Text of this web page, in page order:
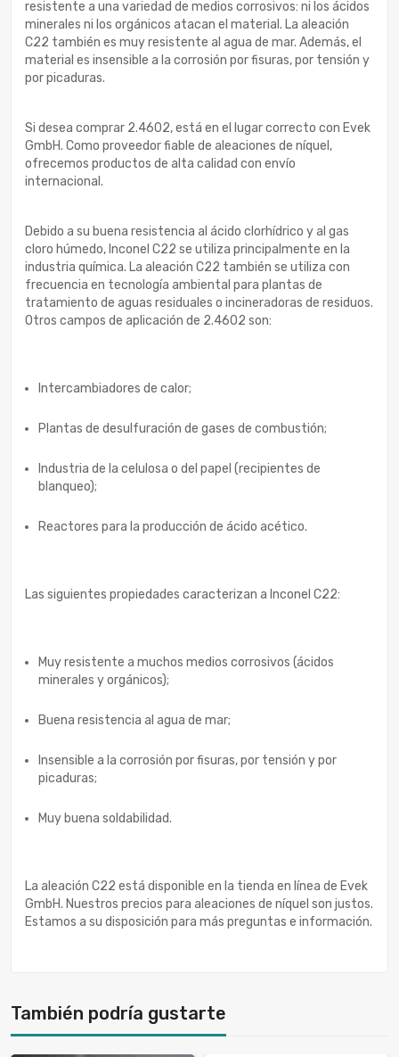
resistente a una variedad de medios corrosivos: ni los ácidos
minerales ni los orgánicos atacan el material. La aleación
C22 también es muy resistente al agua de mar. Además, el
material es insensible a la corrosión por fisuras, por tensión y
por picaduras.
Si desea comprar 2.4602, está en el lugar correcto con Evek
GmbH. Como proveedor fiable de aleaciones de níquel,
ofrecemos productos de alta calidad con envío
internacional.
Debido a su buena resistencia al ácido clorhídrico y al gas
cloro húmedo, Inconel C22 se utiliza principalmente en la
industria química. La aleación C22 también se utiliza con
frecuencia en tecnología ambiental para plantas de
tratamiento de aguas residuales o incineradoras de residuos.
Otros campos de aplicación de 2.4602 son:
Intercambiadores de calor;
Plantas de desulfuración de gases de combustión;
Industria de la celulosa o del papel (recipientes de
blanqueo);
Reactores para la producción de ácido acético.
Las siguientes propiedades caracterizan a Inconel C22:
Muy resistente a muchos medios corrosivos (ácidos
minerales y orgánicos);
Buena resistencia al agua de mar;
Insensible a la corrosión por fisuras, por tensión y por
picaduras;
Muy buena soldabilidad.
La aleación C22 está disponible en la tienda en línea de Evek
GmbH. Nuestros precios para aleaciones de níquel son justos.
Estamos a su disposición para más preguntas e información.
También podría gustarte